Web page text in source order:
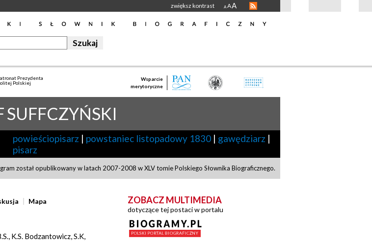
zwiększ kontrast A AA
Prezydenta
Polskiej
Wsparcie
merytoryczne
SUFFCZYŃSKI
powieściopisarz | powstaniec listopadowy 1830 | gawędziarz |
pisarz
został opublikowany w latach 2007-2008 w XLV tomie Polskiego Słownika Biograficznego.
Mapa
K.S. Bodzantowicz, S.K,
ZOBACZ MULTIMEDIA
dotyczące tej postaci w portalu